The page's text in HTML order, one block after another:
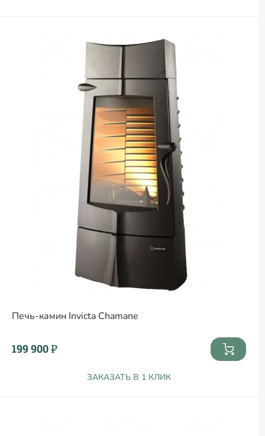
Печь-камин Invicta Chamane
199 900 ₽
ЗАКАЗАТЬ В 1 КЛИК